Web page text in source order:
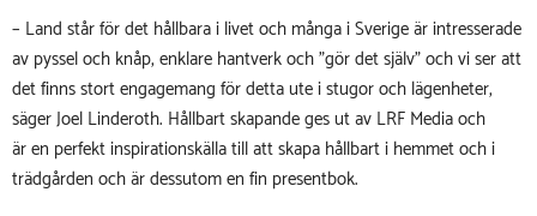
– Land står för det hållbara i livet och många i Sverige är intresserade
av pyssel och knåp, enklare hantverk och ”gör det själv” och vi ser att
det finns stort engagemang för detta ute i stugor och lägenheter,
säger Joel Linderoth. Hållbart skapande ges ut av LRF Media och
ären perfekt inspirationskälla till att skapa hållbart i hemmet och i
trädgården och är dessutom en fin presentbok.